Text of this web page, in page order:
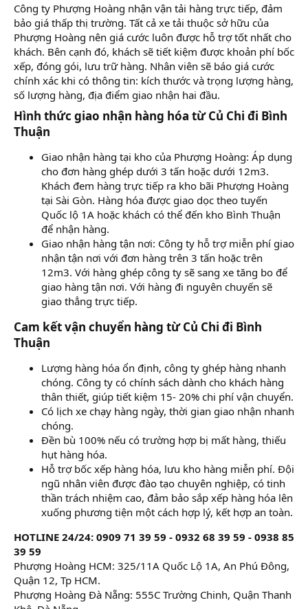
Công ty Phượng Hoàng nhận vận tải hàng trực tiếp, đảm
bảo giá thấp thị trường. Tất cả xe tải thuộc sở hữu của
Phượng Hoàng nên giá cước luôn được hỗ trợ tốt nhất cho
khách. Bên cạnh đó, khách sẽ tiết kiệm được khoản phí bốc
xếp, đóng gói, lưu trữ hàng. Nhân viên sẽ báo giá cước
chính xác khi có thông tin: kích thước và trọng lượng hàng,
số lượng hàng, địa điểm giao nhận hai đầu.
Hình thức giao nhận hàng hóa từ Củ Chi đi Bình
Thuận​
Giao nhận hàng tại kho của Phượng Hoàng: Áp dụng
cho đơn hàng ghép dưới 3 tấn hoặc dưới 12m3.
Khách đem hàng trực tiếp ra kho bãi Phượng Hoàng
tại Sài Gòn. Hàng hóa được giao dọc theo tuyến
Quốc lộ 1A hoặc khách có thể đến kho Bình Thuận
để nhận hàng.
Giao nhận hàng tận nơi: Công ty hỗ trợ miễn phí giao
nhận tận nơi với đơn hàng trên 3 tấn hoặc trên
12m3. Với hàng ghép công ty sẽ sang xe tăng bo để
giao hàng tận nơi. Với hàng đi nguyên chuyến sẽ
giao thẳng trực tiếp.
Cam kết vận chuyển hàng từ Củ Chi đi Bình
Thuận​
Lượng hàng hóa ổn định, công ty ghép hàng nhanh
chóng. Công ty có chính sách dành cho khách hàng
thân thiết, giúp tiết kiệm 15- 20% chi phí vận chuyển.
Có lịch xe chạy hàng ngày, thời gian giao nhận nhanh
chóng.
Đền bù 100% nếu có trường hợp bị mất hàng, thiếu
hụt hàng hóa.
Hỗ trợ bốc xếp hàng hóa, lưu kho hàng miễn phí. Đội
ngũ nhân viên được đào tạo chuyên nghiệp, có tinh
thần trách nhiệm cao, đảm bảo sắp xếp hàng hóa lên
xuống phương tiện một cách hợp lý, kết hợp an toàn.
HOTLINE 24/24: 0909 71 39 59 - 0932 68 39 59 - 0938 85
39 59
Phượng Hoàng HCM: 325/11A Quốc Lộ 1A, An Phú Đông,
Quận 12, Tp HCM.
Phượng Hoàng Đà Nẵng: 555C Trường Chinh, Quận Thanh